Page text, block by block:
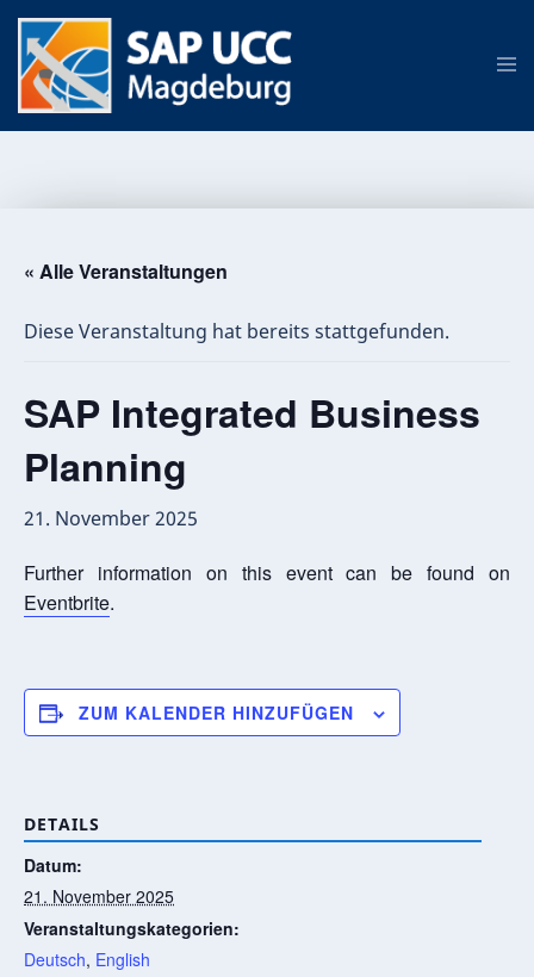
« Alle Veranstaltungen
Diese Veranstaltung hat bereits stattgefunden.
SAP Integrated Business
Planning
21. November 2025
Further information on this event can be found on
Eventbrite.
ZUM KALENDER HINZUFÜGEN
DETAILS
Datum:
21. November 2025
Veranstaltungskategorien:
Deutsch, English